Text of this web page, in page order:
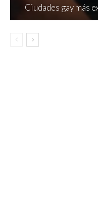
Ciudades gay más